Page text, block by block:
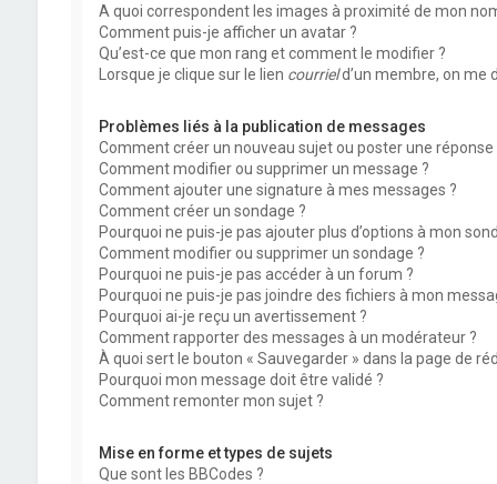
A quoi correspondent les images à proximité de mon
Comment puis-je afficher un avatar ?
Qu’est-ce que mon rang et comment le modifier ?
Lorsque je clique sur le lien courrield’un membre, on me
Problèmes liés à la publication de messages
Comment créer un nouveau sujet ou poster une réponse
Comment modifier ou supprimer un message ?
Comment ajouter une signature à mes messages ?
Comment créer un sondage ?
Pourquoi ne puis-je pas ajouter plus d’options à mon
Comment modifier ou supprimer un sondage ?
Pourquoi ne puis-je pas accéder à un forum ?
Pourquoi ne puis-je pas joindre des fichiers à mon
Pourquoi ai-je reçu un avertissement ?
Comment rapporter des messages à un modérateur ?
À quoi sert le bouton « Sauvegarder » dans la page de
Pourquoi mon message doit être validé ?
Comment remonter mon sujet ?
Mise en forme et types de sujets
Que sont les BBCodes ?